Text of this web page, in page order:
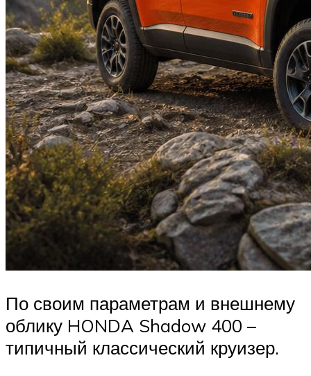
По своим параметрам и внешнему
облику HONDA Shadow 400 –
типичный классический круизер.